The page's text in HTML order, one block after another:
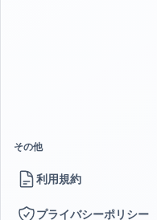
その他
利用規約
プライバシーポリシー